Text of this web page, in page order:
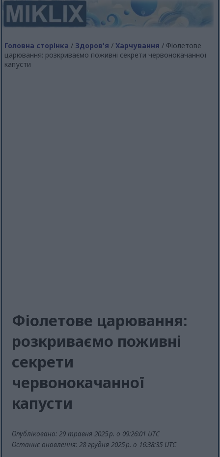
Головна сторінка / Здоров'я / Харчування / Фіолетове
царювання: розкриваємо поживні секрети червонокачанної
капусти
Фіолетове царювання:
розкриваємо поживні
секрети
червонокачанної
капусти
Опубліковано: 29 травня 2025 р. о 09:26:01 UTC
Останнє оновлення: 28 грудня 2025 р. о 16:38:35 UTC